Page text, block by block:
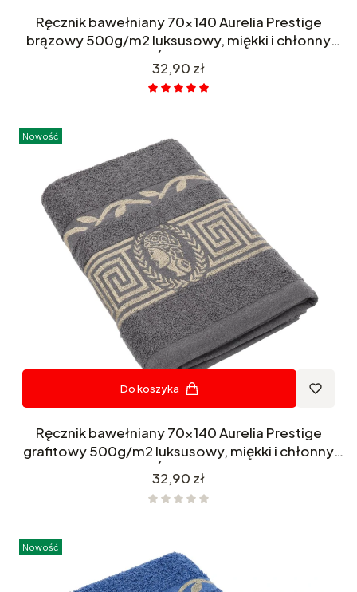
Ręcznik bawełniany 70x140 Aurelia Prestige
brązowy 500g/m2 luksusowy, miękki i chłonny
WZÓR GRECKI
Cena
32,90 zł
Nowość
Do koszyka
Ręcznik bawełniany 70x140 Aurelia Prestige
grafitowy 500g/m2 luksusowy, miękki i chłonny
WZÓR GRECKI
Cena
32,90 zł
Nowość